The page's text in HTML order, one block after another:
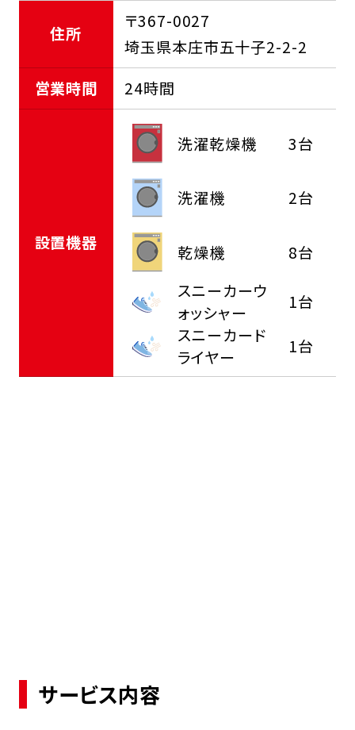
住所
〒367-0027
埼玉県本庄市五十子2-2-2
営業時間
24時間
設置機器
洗濯乾燥機 3台
洗濯機 2台
乾燥機
8台
スニーカーウ
ォッシャー
1台
スニーカード
ライヤー
1台
サービス内容